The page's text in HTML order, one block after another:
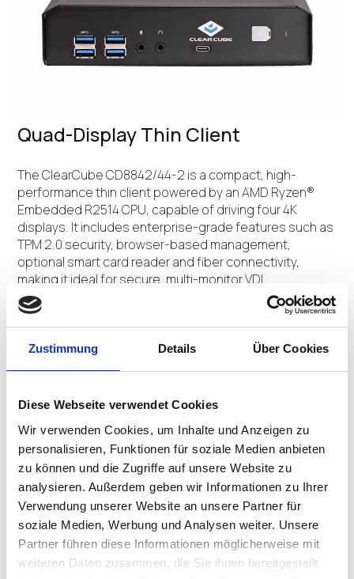
Zustimmung Details Über Cookies
Diese Webseite verwendet Cookies
Wir verwenden Cookies, um Inhalte und Anzeigen zu
personalisieren, Funktionen für soziale Medien anbieten
zu können und die Zugriffe auf unsere Website zu
analysieren. Außerdem geben wir Informationen zu Ihrer
Verwendung unserer Website an unsere Partner für
soziale Medien, Werbung und Analysen weiter. Unsere
Partner führen diese Informationen möglicherweise mit
weiteren Daten zusammen, die Sie ihnen bereitgestellt
Quad-Display Thin Client
The ClearCube CD8842/44-2 is a compact, high-
performance thin client powered by an AMD Ryzen®
Embedded R2514 CPU, capable of driving four 4K
displays. It includes enterprise-grade features such as
TPM 2.0 security, browser-based management,
optional smart card reader and fiber connectivity,
making it ideal for secure, multi-monitor VDI
deployments.
Product Details
AMD Ryzen R2514 (4C/8T, 2.1GHz up to 3.7GHz, 15W, AVX
2, Radeon Graphics)
Max Resolution: 4 x 4K @ 60Hz